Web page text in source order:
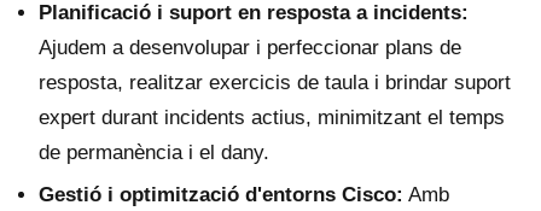
Planificació i suport en resposta a incidents:
Ajudem a desenvolupar i perfeccionar plans de
resposta, realitzar exercicis de taula i brindar suport
expert durant incidents actius, minimitzant el temps
de permanència i el dany.
Gestió i optimització d'entorns Cisco: Amb